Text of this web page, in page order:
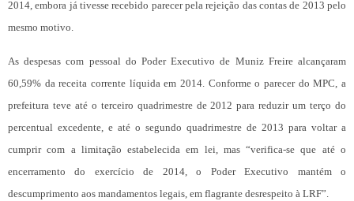
2014, embora já tivesse recebido parecer pela rejeição das contas de 2013 pelo
mesmo motivo.
As despesas com pessoal do Poder Executivo de Muniz Freire alcançaram
60,59% da receita corrente líquida em 2014. Conforme o parecer do MPC, a
prefeitura teve até o terceiro quadrimestre de 2012 para reduzir um terço do
percentual excedente, e até o segundo quadrimestre de 2013 para voltar a
cumprir com a limitação estabelecida em lei, mas “verifica-se que até o
encerramento do exercício de 2014, o Poder Executivo mantém o
descumprimento aos mandamentos legais, em flagrante desrespeito à LRF”.